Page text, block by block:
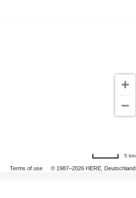
Terms of use © 1987–2026 HERE, Deutschland
5 km